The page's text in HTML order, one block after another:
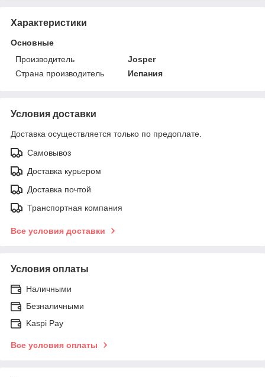
Характеристики
Основные
Производитель
Josper
Страна производитель
Испания
Условия доставки
Доставка осуществляется только по предоплате.
Самовывоз
Доставка курьером
Доставка почтой
Транспортная компания
Все условия доставки
Условия оплаты
Наличными
Безналичными
Kaspi Pay
Все условия оплаты